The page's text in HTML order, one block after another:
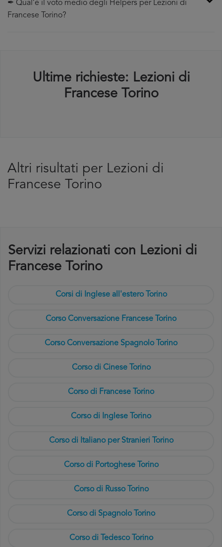
✒ Qual’è il voto medio degli Helpers per Lezioni di
Francese Torino?
Ultime richieste: Lezioni di
Francese Torino
Altri risultati per Lezioni di
Francese Torino
Servizi relazionati con Lezioni di
Francese Torino
Corsi di Inglese all'estero Torino
Corso Conversazione Francese Torino
Corso Conversazione Spagnolo Torino
Corso di Cinese Torino
Corso di Francese Torino
Corso di Inglese Torino
Corso di Italiano per Stranieri Torino
Corso di Portoghese Torino
Corso di Russo Torino
Corso di Spagnolo Torino
Corso di Tedesco Torino